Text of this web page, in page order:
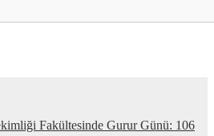
Fakültesinde Gurur Günü: 106